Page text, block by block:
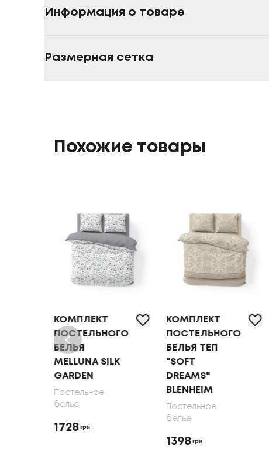
Информация о товаре
Размерная сетка
Похожие товары
КОМПЛЕКТ
ПОСТЕЛЬНОГО
БЕЛЬЯ
MELLUNA SILK
GARDEN
Постельное
белье
1728 грн
КОМПЛЕКТ
ПОСТЕЛЬНОГО
БЕЛЬЯ ТЕП
"SOFT
DREAMS"
BLENHEIM
Постельное
белье
1398 грн